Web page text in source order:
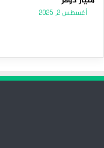
أغسطس 2, 2025